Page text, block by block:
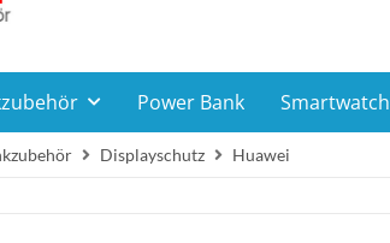
Power Bank Smartwatch
Displayschutz Huawei